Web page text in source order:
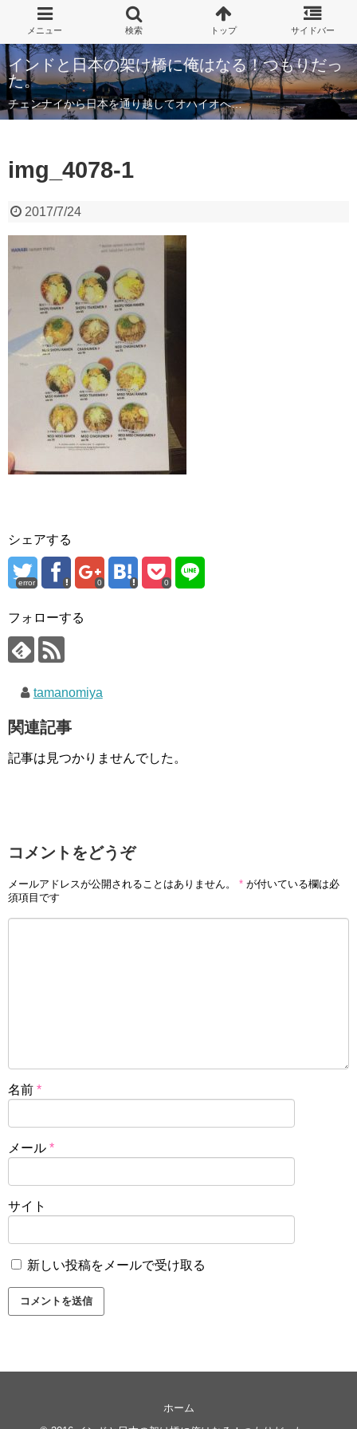
インドと日本の架け橋に俺はなる！つもりだっ
た。
チェンナイから日本を通り越してオハイオへ…
img_4078-1
2017/7/24
シェアする
error 0 0
フォローする
tamanomiya
関連記事
記事は見つかりませんでした。
コメントをどうぞ
メールアドレスが公開されることはありません。 * が付いている欄は必
須項目です
名前 *
メール *
サイト
新しい投稿をメールで受け取る
ホーム